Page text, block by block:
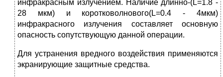
инфракрасным излучением. Наличие длинно-(L=1.8 -
28 мкм) и коротковолнового(L=0.4 - 4мкм)
инфракрасного излучения составляет основную
опасность сопутствующую данной операции.
Для устранения вредного воздействия применяются
экранирующие защитные средства.